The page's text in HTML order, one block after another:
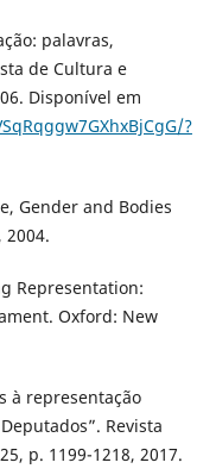
palavras,
de Cultura e
Disponível em
?
Gender and Bodies
2004.
Representation:
Oxford: New
à representação
Revista
p. 1199-1218, 2017.